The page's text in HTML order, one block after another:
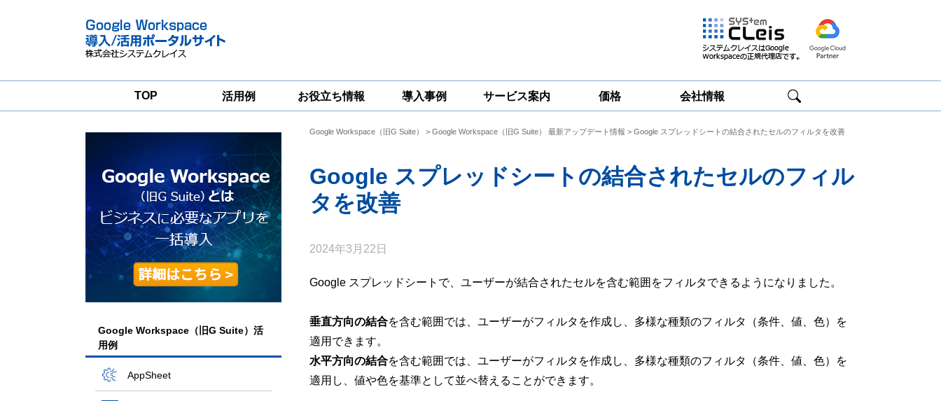
TOP 活用例 お役立ち情報
一問一答 コラム
導入事例 サービス案内
支援サービス
グループウェア
移行支援
Google
対策サービス
Google
Google
Google
Google
価格 会社情報
Google Workspace（旧G Suite）活
用例
AppSheet
Google Workspace（旧G Suite） > Google Workspace（旧G Suite） 最新アップデート情報 > Google スプレッドシートの結合されたセルのフィルタを改善
Google スプレッドシートの結合されたセルのフィル
タを改善
2024年3月22日
Google スプレッドシートで、ユーザーが結合されたセルを含む範囲をフィルタできるようになりました。
垂直方向の結合を含む範囲では、ユーザーがフィルタを作成し、多様な種類のフィルタ（条件、値、色）を
適用できます。
水平方向の結合を含む範囲では、ユーザーがフィルタを作成し、多様な種類のフィルタ（条件、値、色）を
適用し、値や色を基準として並べ替えることができます。